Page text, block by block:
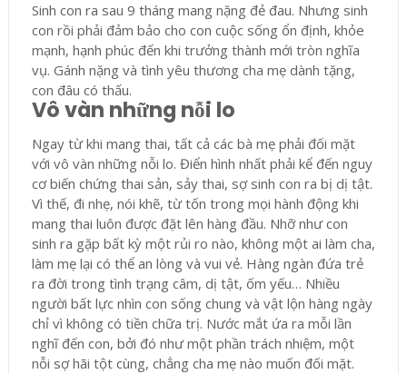
Sinh con ra sau 9 tháng mang nặng đẻ đau. Nhưng sinh
con rồi phải đảm bảo cho con cuộc sống ổn định, khỏe
mạnh, hạnh phúc đến khi trưởng thành mới tròn nghĩa
vụ. Gánh nặng và tình yêu thương cha mẹ dành tặng,
con đâu có thấu.
Vô vàn những nỗi lo
Ngay từ khi mang thai, tất cả các bà mẹ phải đối mặt
với vô vàn những nỗi lo. Điển hình nhất phải kể đến nguy
cơ biến chứng thai sản, sảy thai, sợ sinh con ra bị dị tật.
Vì thế, đi nhẹ, nói khẽ, từ tốn trong mọi hành động khi
mang thai luôn được đặt lên hàng đầu. Nhỡ như con
sinh ra gặp bất kỳ một rủi ro nào, không một ai làm cha,
làm mẹ lại có thể an lòng và vui vẻ. Hàng ngàn đứa trẻ
ra đời trong tình trạng câm, dị tật, ốm yếu… Nhiều
người bất lực nhìn con sống chung và vật lộn hàng ngày
chỉ vì không có tiền chữa trị. Nước mắt ứa ra mỗi lần
nghĩ đến con, bởi đó như một phần trách nhiệm, một
nỗi sợ hãi tột cùng, chẳng cha mẹ nào muốn đối mặt.